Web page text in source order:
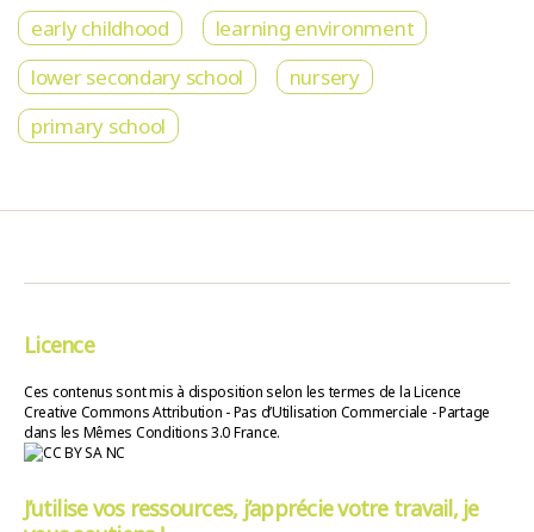
early childhood
learning environment
lower secondary school
nursery
primary school
Licence
Ces contenus sont mis à disposition selon les termes de la Licence
Creative Commons Attribution - Pas d’Utilisation Commerciale - Partage
dans les Mêmes Conditions 3.0 France.
J’utilise vos ressources, j’apprécie votre travail, je